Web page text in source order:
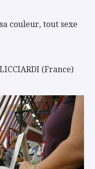
couleur, tout sexe
(France)